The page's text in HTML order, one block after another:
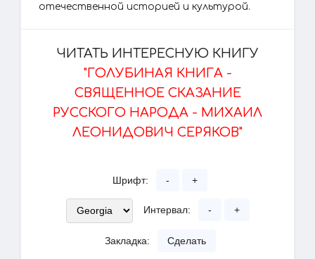
отечественной историей и культурой.
ЧИТАТЬ ИНТЕРЕСНУЮ КНИГУ
"ГОЛУБИНАЯ КНИГА -
СВЯЩЕННОЕ СКАЗАНИЕ
РУССКОГО НАРОДА - МИХАИЛ
ЛЕОНИДОВИЧ СЕРЯКОВ"
Шрифт: - +
Интервал: - +
Закладка: Сделать